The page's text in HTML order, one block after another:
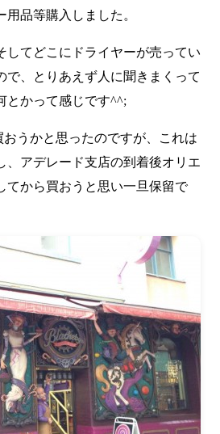
品等購入しました。
してどこにドライヤーが売ってい
で、とりあえず人に聞きまくって
とかって感じです^^;
うかと思ったのですが、これは
、アデレード支店の到着後オリエ
てから買おうと思い一旦保留で